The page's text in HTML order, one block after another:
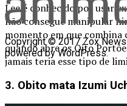
Lee é conhecido por usar
não consegue manipular
momento em que combina
quando abre os Oito
jamais teria esse tipo de
3. Obito mata Izumi
Copyright © 2017 Zox
powered by WordPress.